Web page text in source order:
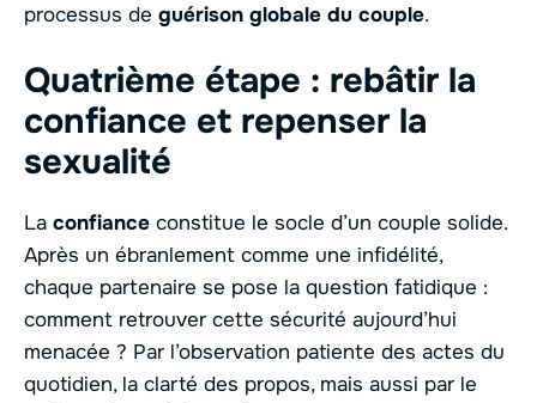
processus de guérison globale du couple.
Quatrième étape : rebâtir la
confiance et repenser la
sexualité
La confiance constitue le socle d’un couple solide.
Après un ébranlement comme une infidélité,
chaque partenaire se pose la question fatidique :
comment retrouver cette sécurité aujourd’hui
menacée ? Par l’observation patiente des actes du
quotidien, la clarté des propos, mais aussi par le